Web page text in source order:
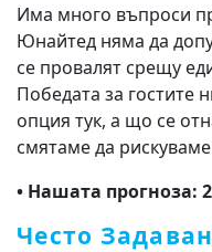
Има много въпроси
Юнайтед няма да
се провалят срещу
Победата за гостите
опция тук, а що се
смятаме да
• Нашата прогноза:
Често